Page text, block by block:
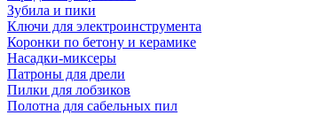
Зубила и пики
Ключи для электроинструмента
Коронки по бетону и керамике
Насадки-миксеры
Патроны для дрели
Пилки для лобзиков
Полотна для сабельных пил